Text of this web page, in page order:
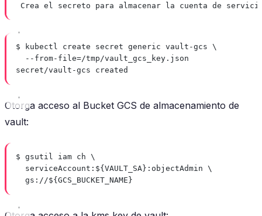
Crea el secreto para almacenar la cuenta de
$ kubectl create secret generic vault-gcs \
--from-file=/tmp/vault_gcs_key.json
secret/vault-gcs created
Otorga acceso al Bucket GCS de almacenamiento de
vault:
$ gsutil iam ch \
serviceAccount:${VAULT_SA}:objectAdmin \
gs://${GCS_BUCKET_NAME}